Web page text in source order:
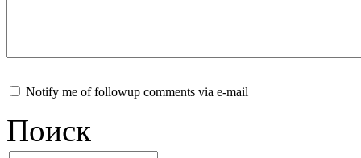
Notify me of followup comments via e-mail
Поиск